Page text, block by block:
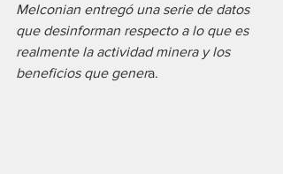
Melconian entregó una serie de datos
que desinforman respecto a lo que es
realmente la actividad minera y los
beneficios que genera.